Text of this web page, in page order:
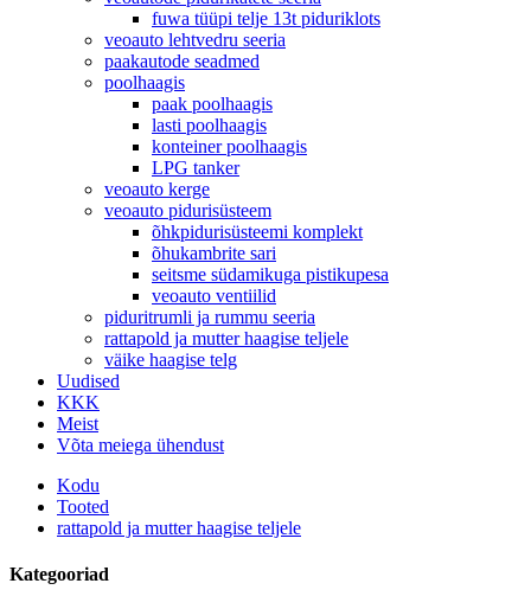
fuwa tüüpi telje 13t piduriklots
veoauto lehtvedru seeria
paakautode seadmed
poolhaagis
paak poolhaagis
lasti poolhaagis
konteiner poolhaagis
LPG tanker
veoauto kerge
veoauto pidurisüsteem
õhkpidurisüsteemi komplekt
õhukambrite sari
seitsme südamikuga pistikupesa
veoauto ventiilid
piduritrumli ja rummu seeria
rattapold ja mutter haagise teljele
väike haagise telg
Uudised
KKK
Meist
Võta meiega ühendust
Kodu
Tooted
rattapold ja mutter haagise teljele
Kategooriad